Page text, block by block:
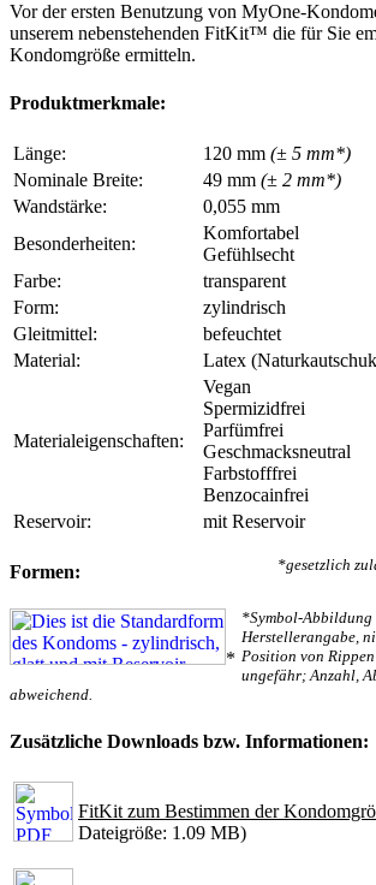
Vor der ersten Benutzung von MyOne-
unserem nebenstehenden FitKit™ die für Sie
Kondomgröße ermitteln.
Produktmerkmale:
Länge: 120 mm (± 5 mm*)
Nominale Breite:
49 mm (± 2 mm*)
Wandstärke:
0,055 mm
Besonderheiten:
Komfortabel
Gefühlsecht
Farbe:
transparent
Form:
zylindrisch
Gleitmittel:
befeuchtet
Material:
Latex
Materialeigenschaften:
Vegan
Spermizidfrei
Parfümfrei
Geschmacksneutral
Farbstofffrei
Benzocainfrei
Reservoir:
mit Reservoir
*gesetzlich
Formen:
*
*Symbol-Abbildung
Herstellerangabe,
Position von
ungefähr; Anzahl,
abweichend.
Zusätzliche Downloads bzw. Informationen:
FitKit zum Bestimmen der
Dateigröße: 1.09 MB)